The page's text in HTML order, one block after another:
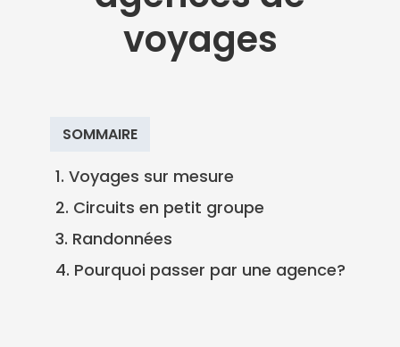
voyages
SOMMAIRE
1. Voyages sur mesure
2. Circuits en petit groupe
3. Randonnées
4. Pourquoi passer par une agence?